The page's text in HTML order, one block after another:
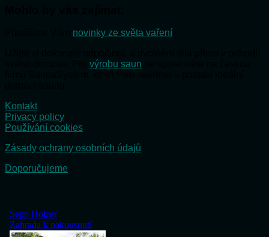
novinky ze světa vaření
výrobu saun
Kontakt
Privacy policy
Používání cookies
Zásady ochrany osobních údajů
Doporučujeme